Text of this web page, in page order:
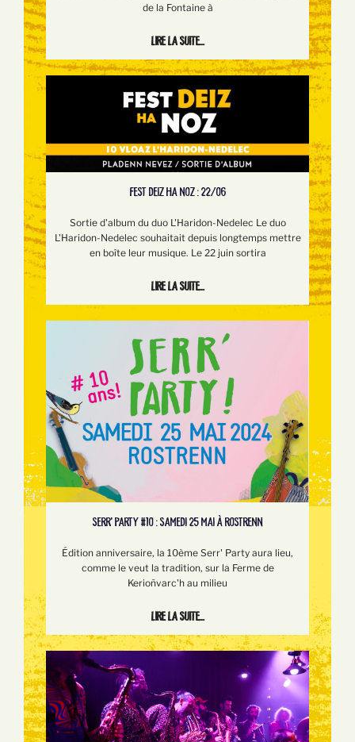
de la Fontaine à
Lire la suite...
FEST DEIZ HA NOZ : 22/06
Sortie d'album du duo L'Haridon-Nedelec Le duo
L'Haridon-Nedelec souhaitait depuis longtemps mettre
en boîte leur musique. Le 22 juin sortira
Lire la suite...
SERR’ PARTY #10 : SAMEDI 25 MAI À ROSTRENN
Édition anniversaire, la 10ème Serr' Party aura lieu,
comme le veut la tradition, sur la Ferme de
Kerioñvarc'h au milieu
Lire la suite...